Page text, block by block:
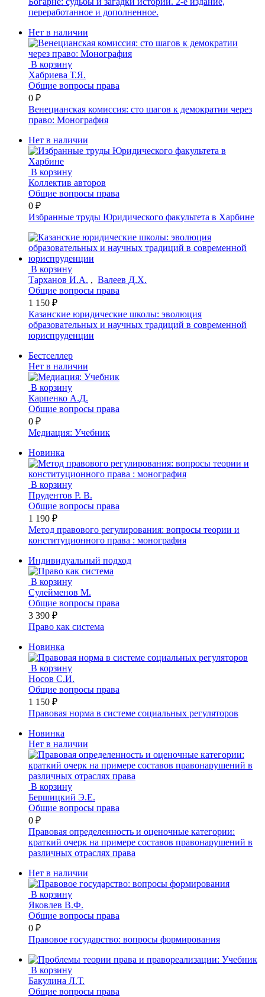
переработанное и дополненное.
Нет в наличии
В корзину
Хабриева Т.Я.
Общие вопросы права
0 ₽
Венецианская комиссия: сто шагов к демократии через
право: Монография
Нет в наличии
В корзину
Коллектив авторов
Общие вопросы права
0 ₽
Избранные труды Юридического факультета в Харбине
В корзину
Тарханов И.А. , Валеев Д.Х.
Общие вопросы права
1 150 ₽
Казанские юридические школы: эволюция
образовательных и научных традиций в современной
юриспруденции
Бестселлер
Нет в наличии
В корзину
Карпенко А.Д.
Общие вопросы права
0 ₽
Медиация: Учебник
Новинка
В корзину
Прудентов Р. В.
Общие вопросы права
1 190 ₽
Метод правового регулирования: вопросы теории и
конституционного права : монография
Индивидуальный подход
В корзину
Сулейменов М.
Общие вопросы права
3 390 ₽
Право как система
Новинка
В корзину
Носов С.И.
Общие вопросы права
1 150 ₽
Правовая норма в системе социальных регуляторов
Новинка
Нет в наличии
В корзину
Бершицкий Э.Е.
Общие вопросы права
0 ₽
Правовая определенность и оценочные категории:
краткий очерк на примере составов правонарушений в
различных отраслях права
Нет в наличии
В корзину
Яковлев В.Ф.
Общие вопросы права
0 ₽
Правовое государство: вопросы формирования
В корзину
Бакулина Л.Т.
Общие вопросы права